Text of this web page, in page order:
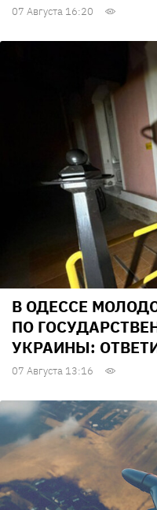
07 Августа 16:20
В ОДЕССЕ
ПО
УКРАИНЫ:
07 Августа 13:16